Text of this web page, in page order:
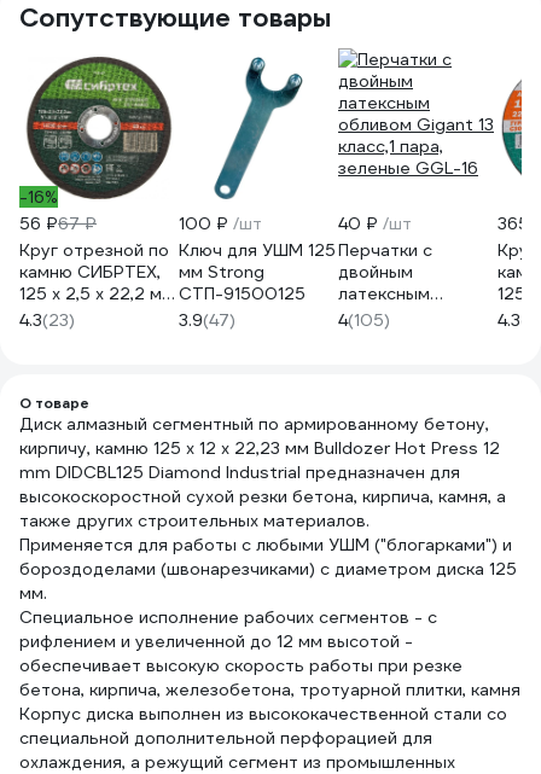
Сопутствующие товары
-16%
56 ₽67 ₽
Круг отрезной по
камню СИБРТЕХ,
125 х 2,5 х 22,2 мм,
84прC+16прB
743667
4.3(23)
100 ₽ /шт
Ключ для УШМ 125
мм Strong
СТП-91500125
3.9(47)
40 ₽ /шт
Перчатки с
двойным
латексным
обливом Gigant 13
класс,1 пара,
4(105)
365
T42
4.3
О товаре
Диск алмазный сегментный по армированному бетону,
кирпичу, камню 125 x 12 x 22,23 мм Bulldozer Hot Press 12
mm DIDCBL125 Diamond Industrial предназначен для
высокоскоростной сухой резки бетона, кирпича, камня, а
также других строительных материалов.
Применяется для работы с любыми УШМ ("блогарками") и
бороздоделами (швонарезчиками) с диаметром диска 125
мм.
Специальное исполнение рабочих сегментов - с
рифлением и увеличенной до 12 мм высотой -
обеспечивает высокую скорость работы при резке
бетона, кирпича, железобетона, тротуарной плитки, камня
Корпус диска выполнен из высококачественной стали со
специальной дополнительной перфорацией для
охлаждения, а режущий сегмент из промышленных